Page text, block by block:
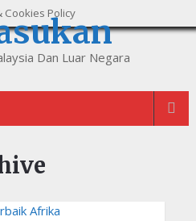
Dan Luar Negara
Cookies Policy